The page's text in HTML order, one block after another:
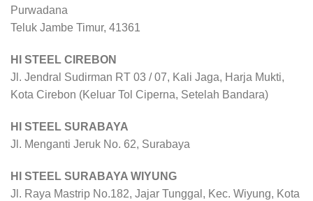
Purwadana
Teluk Jambe Timur, 41361
HI STEEL CIREBON
Jl. Jendral Sudirman RT 03 / 07, Kali Jaga, Harja Mukti,
Kota Cirebon (Keluar Tol Ciperna, Setelah Bandara)
HI STEEL SURABAYA
Jl. Menganti Jeruk No. 62, Surabaya
HI STEEL SURABAYA WIYUNG
Jl. Raya Mastrip No.182, Jajar Tunggal, Kec. Wiyung, Kota